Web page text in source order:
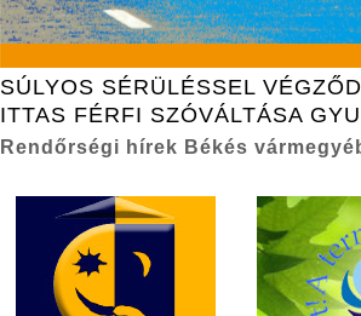
SÚLYOS SÉRÜLÉSSEL
ITTAS FÉRFI SZÓVÁLTÁSA
Rendőrségi hírek Békés